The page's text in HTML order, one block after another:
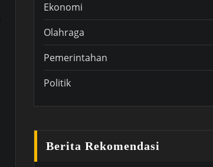
Ekonomi
Olahraga
Pemerintahan
Politik
Berita Rekomendasi